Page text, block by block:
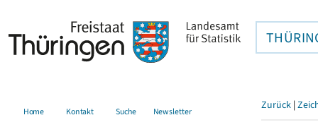
Home Kontakt Suche Newsletter Zurück |